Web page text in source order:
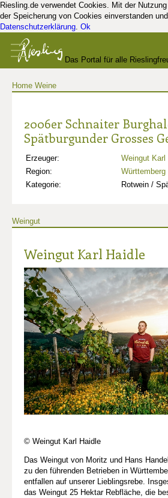
Riesling.de verwendet Cookies. Mit der
der Speicherung von Cookies einverstanden
Datenschutzerklärung. Ok
Das Portal für alle
Home Weine
2006er Schnaiter
Spätburgunder Grosses
Erzeuger:
Weingut Karl
Region:
Württemberg
Kategorie:
Rotwein /
Weingut
Weingut Karl Haidle
© Weingut Karl Haidle
Das Weingut von Moritz und Hans
zu den führenden Betrieben in
entfallen auf unserer Lieblingsrebe.
das Weingut 25 Hektar Rebfläche, die